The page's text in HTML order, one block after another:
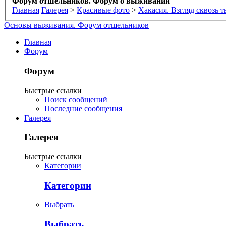
Главная Галерея > Красивые фото > Хакасия. Взгляд сквозь
Основы выживания. Форум отшельников
Главная
Форум
Форум
Быстрые ссылки
Поиск сообщений
Последние сообщения
Галерея
Галерея
Быстрые ссылки
Категории
Категории
Выбрать